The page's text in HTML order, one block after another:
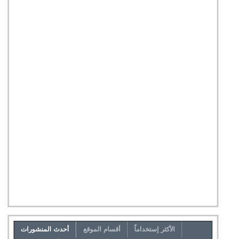
أحدث المنشورات أقسام الموقع الأكثر إستخداماً